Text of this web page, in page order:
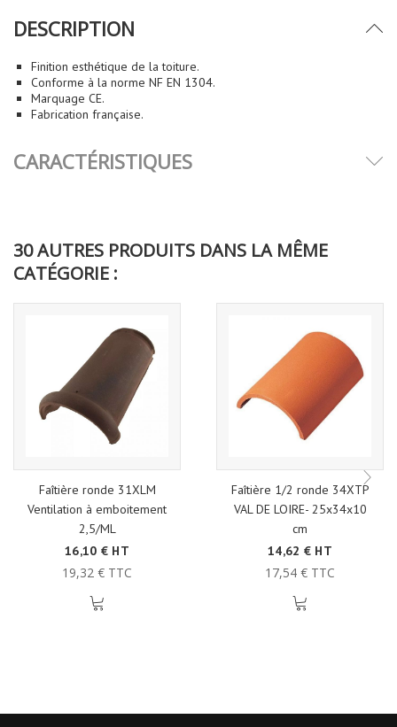
DESCRIPTION
Finition esthétique de la toiture.
Conforme à la norme NF EN 1304.
Marquage CE.
Fabrication française.
CARACTÉRISTIQUES
30 AUTRES PRODUITS DANS LA MÊME
CATÉGORIE :
Faîtière ronde 31XLM
Ventilation à emboitement
2,5/ML
16,10 € HT
19,32 € TTC
Faîtière 1/2 ronde 34XTP
VAL DE LOIRE- 25x34x10
cm
14,62 € HT
17,54 € TTC